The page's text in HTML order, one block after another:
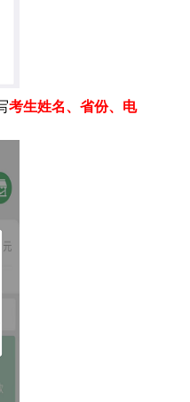
考生姓名、 省份、 电